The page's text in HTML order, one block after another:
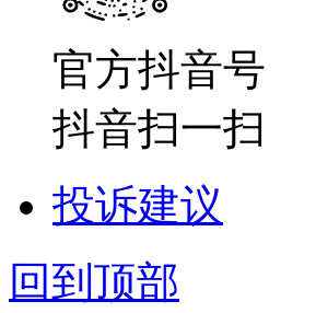
官方抖音号
抖音扫一扫
投诉建议
回到顶部